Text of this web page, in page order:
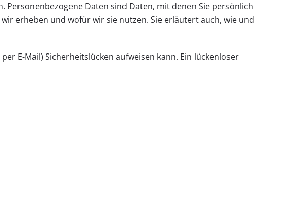
Daten sind Daten, mit denen Sie persönlich
erheben und wofür wir sie nutzen. Sie erläutert auch, wie und
E-Mail) Sicherheitslücken aufweisen kann. Ein lückenloser